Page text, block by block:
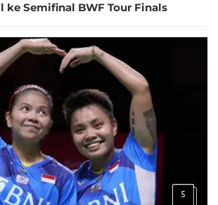
ke Semifinal BWF Tour Finals
5